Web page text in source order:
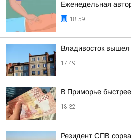
Еженедельная
18:59
Владивосток вышел
17:49
В Приморье быстрее
18:32
Резидент СПВ